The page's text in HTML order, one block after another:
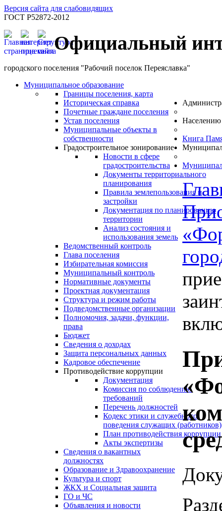
Версия сайта для слабовидящих
ГОСТ Р52872-2012
Официальный
городского поселения "Рабочий поселок Переяславка"
Муниципальное образование
Границы поселения, карта
Историческая справка
Почетные граждане поселения
Устав поселения
Муниципальные объекты в
собственности
Градостроительное зонирование
Новости в сфере
градостроительства
Документы территориального
планирования
Правила землепользования и
застройки
Документация по планированию
территории
Анализ состояния и
использования земель
Ведомственный контроль
Глава поселения
Избирательная комиссия
Муниципальный контроль
Нормативные документы
Проектная документация
Структура и режим работы
Подведомственные организации
Полномочия, задачи, функции,
права
Бюджет
Сведения о доходах
Защита персональных данных
Кадровое обеспечение
Противодействие коррупции
Документация
Комиссия по соблюдению
требований
Перечень должностей
Кодекс этики и служебного
поведения служащих (работников)
План противодействия коррупции
Акты экспертизы
Сведения о вакантных
должностях
Населению
Образование и Здравоохранение
Культура и спорт
ЖКХ и Социальная защита
ГО и ЧС
Объявления и новости
Книга